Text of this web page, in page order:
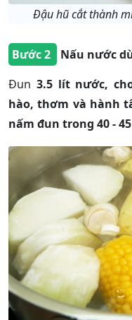
Đậu hũ cắt thành
Bước 2
Nấu nước
Đun 3.5 lít nước,
hào, thơm và hành
nấm đun trong 40 -